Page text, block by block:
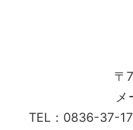
〒
メ
TEL：0836-37-